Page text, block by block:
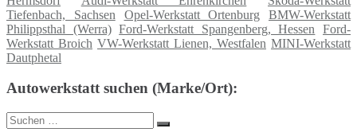
Tiefenbach, Sachsen
Opel-Werkstatt Ortenburg
BMW-Werkstatt
Philippsthal (Werra) Ford-Werkstatt Spangenberg, Hessen
Ford-
Werkstatt Broich VW-Werkstatt Lienen, Westfalen MINI-Werkstatt
Dautphetal
Autowerkstatt suchen (Marke/Ort):
Suche
nach:
Suchen